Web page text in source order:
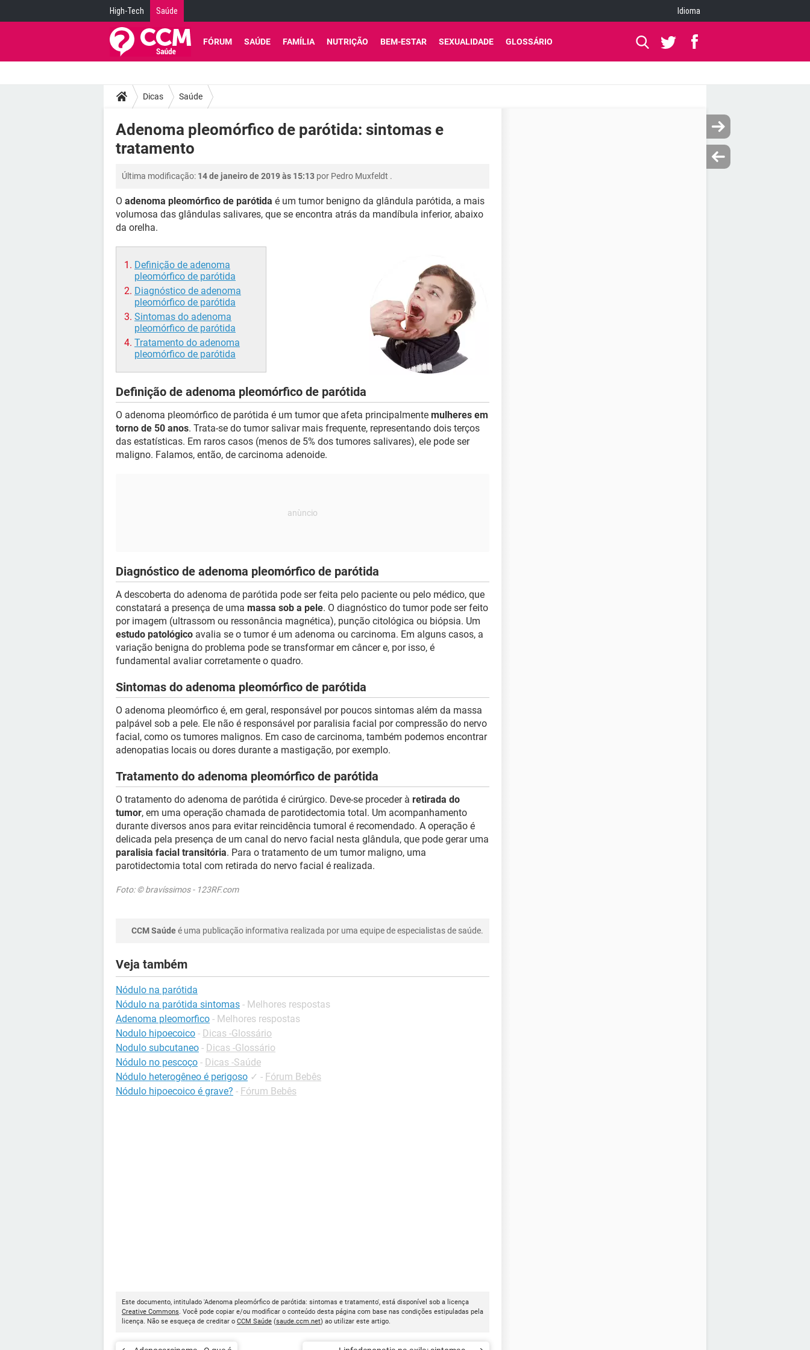
High-Tech Saúde Idioma
FÓRUM SAÚDE FAMÍLIA NUTRIÇÃO BEM-ESTAR SEXUALIDADE GLOSSÁRIO
Dicas Saúde
Adenoma pleomórfico de parótida: sintomas e
tratamento
Última modificação: 14 de janeiro de 2019 às 15:13 por Pedro Muxfeldt .
O adenoma pleomórfico de parótida é um tumor benigno da glândula parótida, a mais
volumosa das glândulas salivares, que se encontra atrás da mandíbula inferior, abaixo
da orelha.
Definição de adenoma
pleomórfico de parótida
Diagnóstico de adenoma
pleomórfico de parótida
Sintomas do adenoma
pleomórfico de parótida
Tratamento do adenoma
pleomórfico de parótida
Definição de adenoma pleomórfico de parótida
O adenoma pleomórfico de parótida é um tumor que afeta principalmente mulheres em
torno de 50 anos. Trata-se do tumor salivar mais frequente, representando dois terços
das estatísticas. Em raros casos (menos de 5% dos tumores salivares), ele pode ser
maligno. Falamos, então, de carcinoma adenoide.
Diagnóstico de adenoma pleomórfico de parótida
A descoberta do adenoma de parótida pode ser feita pelo paciente ou pelo médico, que
constatará a presença de uma massa sob a pele. O diagnóstico do tumor pode ser feito
por imagem (ultrassom ou ressonância magnética), punção citológica ou biópsia. Um
estudo patológico avalia se o tumor é um adenoma ou carcinoma. Em alguns casos, a
variação benigna do problema pode se transformar em câncer e, por isso, é
fundamental avaliar corretamente o quadro.
Sintomas do adenoma pleomórfico de parótida
O adenoma pleomórfico é, em geral, responsável por poucos sintomas além da massa
palpável sob a pele. Ele não é responsável por paralisia facial por compressão do nervo
facial, como os tumores malignos. Em caso de carcinoma, também podemos encontrar
adenopatias locais ou dores durante a mastigação, por exemplo.
Tratamento do adenoma pleomórfico de parótida
O tratamento do adenoma de parótida é cirúrgico. Deve-se proceder à retirada do
tumor, em uma operação chamada de parotidectomia total. Um acompanhamento
durante diversos anos para evitar reincidência tumoral é recomendado. A operação é
delicada pela presença de um canal do nervo facial nesta glândula, que pode gerar uma
paralisia facial transitória. Para o tratamento de um tumor maligno, uma
parotidectomia total com retirada do nervo facial é realizada.
Foto: © bravíssimos - 123RF.com
CCM Saúdeé uma publicação informativa realizada por uma equipe de especialistas de saúde.
Veja também
Nódulo na parótida
Nódulo na parótida sintomas - Melhores respostas
Adenoma pleomorfico - Melhores respostas
Nodulo hipoecoico - Dicas -Glossário
Nodulo subcutaneo - Dicas -Glossário
Nódulo no pescoço - Dicas -Saúde
Nódulo heterogêneo é perigoso ✓ - Fórum Bebês
Nódulo hipoecoico é grave? - Fórum Bebês
Este documento, intitulado 'Adenoma pleomórfico de parótida: sintomas e tratamento', está disponível sob a licença
Creative Commons. Você pode copiar e/ou modificar o conteúdo desta página com base nas condições estipuladas pela
licença. Não se esqueça de creditar o CCM Saúde (saude.ccm.net) ao utilizar este artigo.